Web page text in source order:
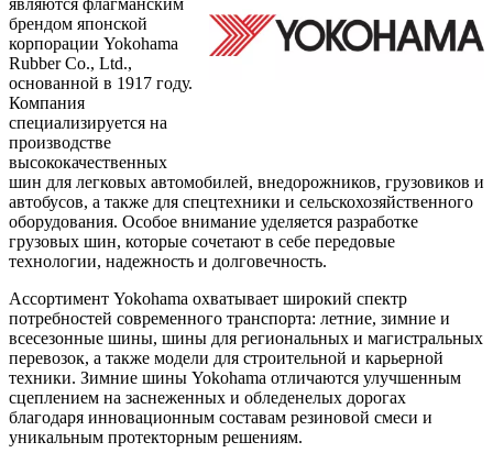
являются флагманским
брендом японской
корпорации Yokohama
Rubber Co., Ltd.,
основанной в 1917 году.
Компания
специализируется на
производстве
высококачественных
шин для легковых автомобилей, внедорожников, грузовиков и
автобусов, а также для спецтехники и сельскохозяйственного
оборудования. Особое внимание уделяется разработке
грузовых шин, которые сочетают в себе передовые
технологии, надежность и долговечность.
Ассортимент Yokohama охватывает широкий спектр
потребностей современного транспорта: летние, зимние и
всесезонные шины, шины для региональных и магистральных
перевозок, а также модели для строительной и карьерной
техники. Зимние шины Yokohama отличаются улучшенным
сцеплением на заснеженных и обледенелых дорогах
благодаря инновационным составам резиновой смеси и
уникальным протекторным решениям.